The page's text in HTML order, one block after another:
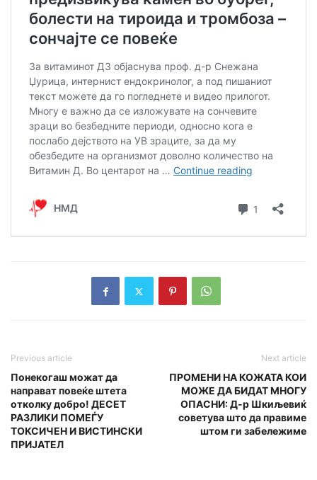
Previous article
Понекогаш можат да
направат повеќе штета
отколку добро! ДЕСЕТ
РАЗЛИКИ ПОМЕЃУ
ТОКСИЧЕН И ВИСТИНСКИ
ПРИЈАТЕЛ
Next article
ПРОМЕНИ НА КОЖАТА КОИ
МОЖЕ ДА БИДАТ МНОГУ
ОПАСНИ: Д-р Шкиљевиќ
советува што да правиме
штом ги забележиме